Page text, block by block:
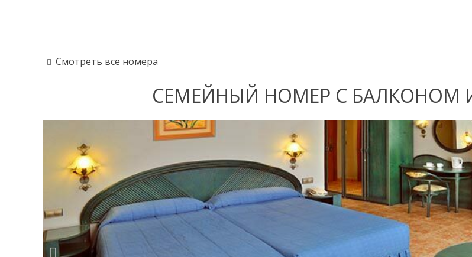
Смотреть все номера
СЕМЕЙНЫЙ НОМЕР С БАЛКОНОМ